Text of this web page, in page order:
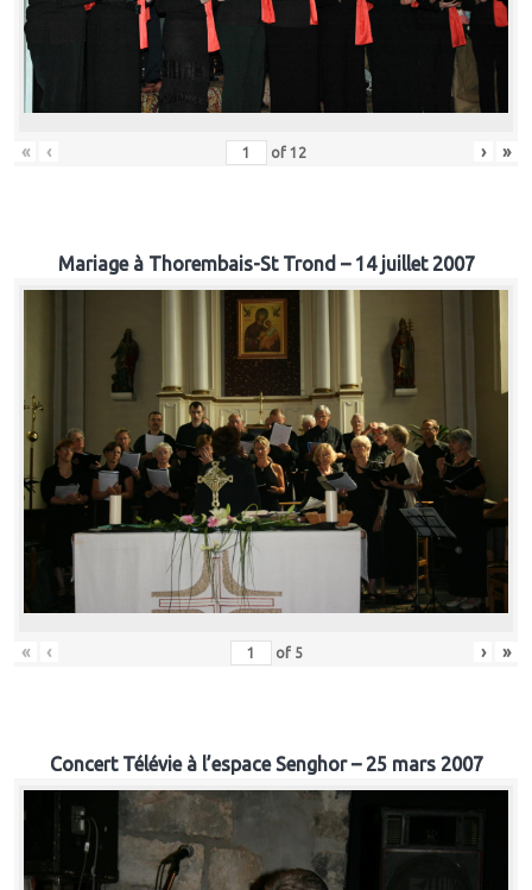
« ‹ of 12 › »
Mariage à Thorembais-St Trond – 14 juillet 2007
« ‹ of 5 › »
Concert Télévie à l’espace Senghor – 25 mars 2007